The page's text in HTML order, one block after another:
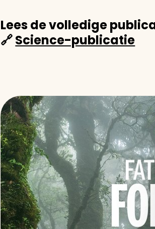
Lees de volledige
🔗Science-publicatie